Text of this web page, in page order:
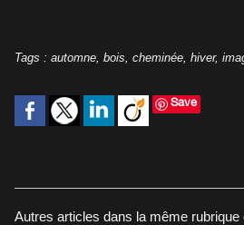
Tags : automne bois cheminée hiver,
Save
Autres articles dans la même rubrique